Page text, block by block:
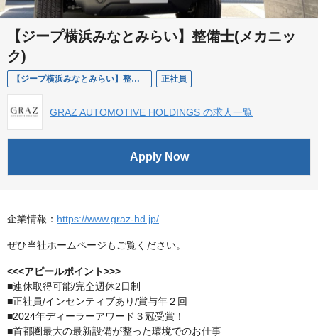
【ジープ横浜みなとみらい】整備士(メカニッ
ク)
【ジープ横浜みなとみらい】整備士(メカニック) 正社員
GRAZ AUTOMOTIVE HOLDINGS の求人一覧
Apply Now
企業情報： https://www.graz-hd.jp/
ぜひ当社ホームページもご覧ください。
<<<アピールポイント>>>
■連休取得可能/完全週休2日制
■正社員/インセンティブあり/賞与年２回
■2024年ディーラーアワード３冠受賞！
■首都圏最大の最新設備が整った環境でのお仕事